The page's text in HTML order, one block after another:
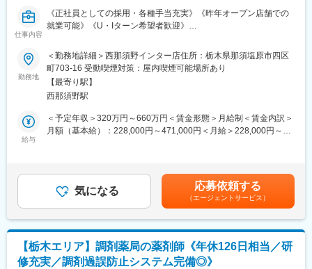
変更の範囲：本文参照
・設立当初より、輸入車の販売を強みを持った運営をしており、
特に輸入車購入時に重要である故障時のアフターサービスを充実
そのため現在では自社でメンテナンスをできる体制を整えてまい
りました。 培ったノウハウから、輸入車に限らず全メーカーの国
産車の取扱い、中古車販売にも力を入れております。
・当社は創業して50年以上、栃木県日光市に根付き、地域に寄り
変更の範囲：会社の定める業務
仕事内容
《正社員としての採用・各種手当充実》《昨年オープン店舗での
就業可能》《U・Iターン希望者歓迎》
■採用背景：
・新営業所西那須野インター店開設につき活躍して頂ける自動車
整備士スタッフを募集いたします。
■担当業務詳細：
（1）自動車の車検・一般整備業務：主に乗用車の車検に伴う整備
及び修理・点検をお任せします。また、修理依頼のあった車の点
検を行い不良個所に応じた必要部品を注文し、取り換えや修理を
の制作もしていただきます。溶接、油圧のスキルが必要となりま
す。
■配属部署：
・自動車整備担当は現在男性4名です。50代後半が1名、40代が2
勤務地
＜勤務地詳細＞西那須野インター店住所：栃木県那須塩原市四区
町703-16 受動喫煙対策：屋内喫煙可能場所あり
【最寄り駅】
西那須野駅
給与
＜予定年収＞320万円～660万円＜賃金形態＞月給制＜賃金内訳＞
月額（基本給）：228,000円～471,000円＜月給＞228,000円～
じて上下する可能性があります。月給(月額)は固定手当を含みま
す。
気になる 応募依頼する
（エージェントサービス）
【栃木エリア】調剤薬局の薬剤師《年休126日相当／研
修充実／調剤過誤防止システム完備◎》